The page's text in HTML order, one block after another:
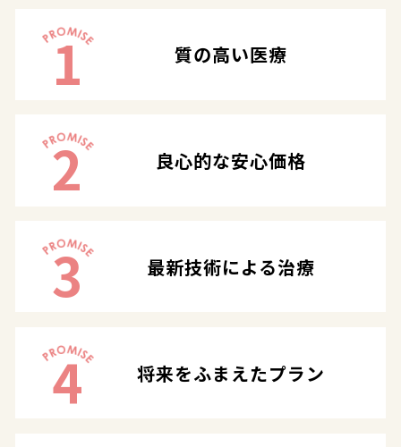
1 質の高い医療
2 良心的な安心価格
3 最新技術による治療
4 将来をふまえたプラン